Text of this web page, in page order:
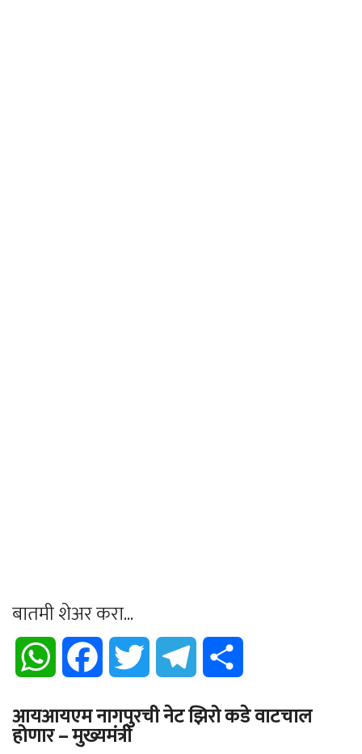
बातमी शेअर करा...
WhatsApp Facebook Twitter Telegram
आयआयएम नागपुरची नेट झिरो कडे वाटचाल
होणार – मुख्यमंत्री